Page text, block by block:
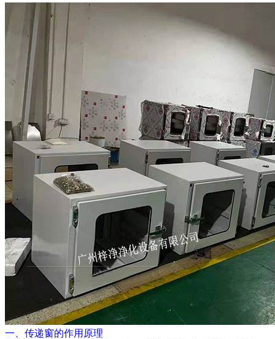
一、传递窗的作用原理